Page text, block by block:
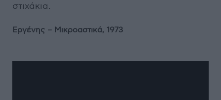
στιχάκια.
Εργένης – Μικροαστικά, 1973